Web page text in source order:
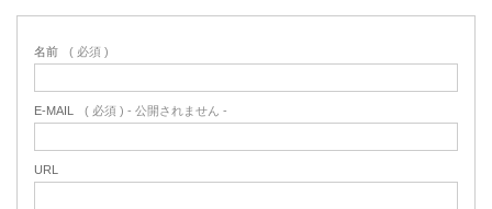
名前 ( 必須 )
E-MAIL ( 必須 ) - 公開されません -
URL